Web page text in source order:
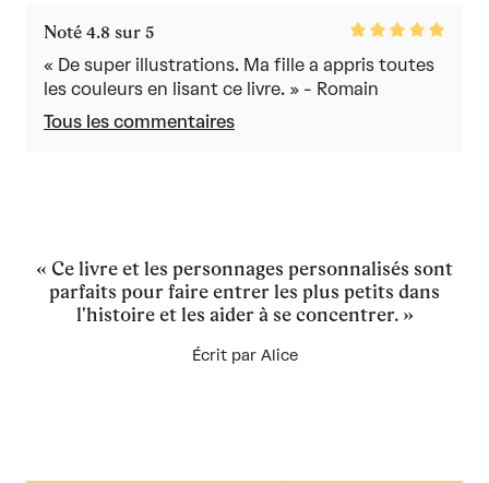
Noté 4.8 sur 5
Rated
4.8
out
of
« De super illustrations. Ma fille a appris toutes
les couleurs en lisant ce livre. » - Romain
Tous les commentaires
« Ce livre et les personnages personnalisés sont
parfaits pour faire entrer les plus petits dans
l'histoire et les aider à se concentrer. »
Écrit par Alice